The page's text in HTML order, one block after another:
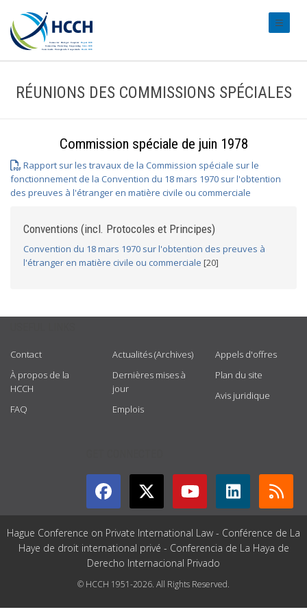
RÉUNIONS DES COMMISSIONS SPÉCIALES
Commission spéciale de juin 1978
Rapport sur les travaux de la Commission spéciale sur le
fonctionnement de la Convention du 18 mars 1970 sur l'obtention
des preuves à l'étranger en matière civile ou commerciale
Conventions (incl. Protocoles et Principes)
Convention du 18 mars 1970 sur l'obtention des preuves à
l'étranger en matière civile ou commerciale [20]
Contact
À propos de la
HCCH
FAQ
Actualités (Archives)
Dernières mises à
jour
Emplois
Appels d'offres
Plan du site
Avis juridique
Hague Conference on Private International Law - Conférence de La
Haye de droit international privé - Conferencia de La Haya de
Derecho Internacional Privado
© HCCH 1951-2026. All Rights Reserved.